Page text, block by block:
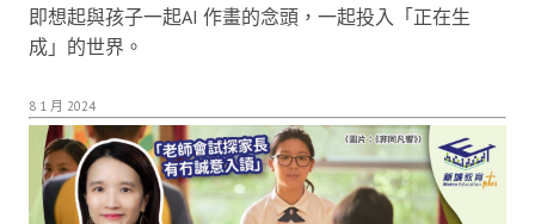
即想起與孩子一起AI 作畫的念頭，一起投入「正在生
成」的世界。
8 1 月 2024